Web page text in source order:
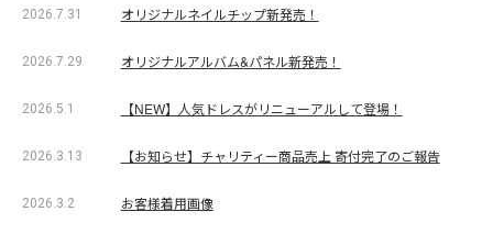
2026.7.31 オリジナルネイルチップ新発売！
2026.7.29 オリジナルアルバム&パネル新発売！
2026.5.1 【NEW】人気ドレスがリニューアルして登場！
2026.3.13 【お知らせ】チャリティー商品売上 寄付完了のご報告
2026.3.2 お客様着用画像